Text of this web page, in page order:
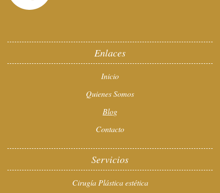
Enlaces
Inicio
Quienes Somos
Blog
Contacto
Servicios
Cirugía Plástica estética